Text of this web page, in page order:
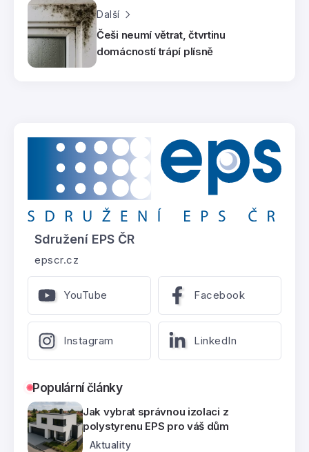
Další
Češi neumí větrat, čtvrtinu
domácností trápí plísně
Sdružení EPS ČR
epscr.cz
YouTube Facebook
Instagram LinkedIn
Populární články
Jak vybrat správnou izolaci z
polystyrenu EPS pro váš dům
Aktuality